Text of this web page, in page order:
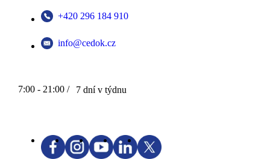
+420 296 184 910
info@cedok.cz
7:00 - 21:00 / 7 dní v týdnu